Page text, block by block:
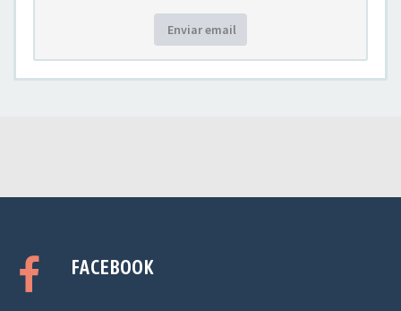
Enviar email
FACEBOOK